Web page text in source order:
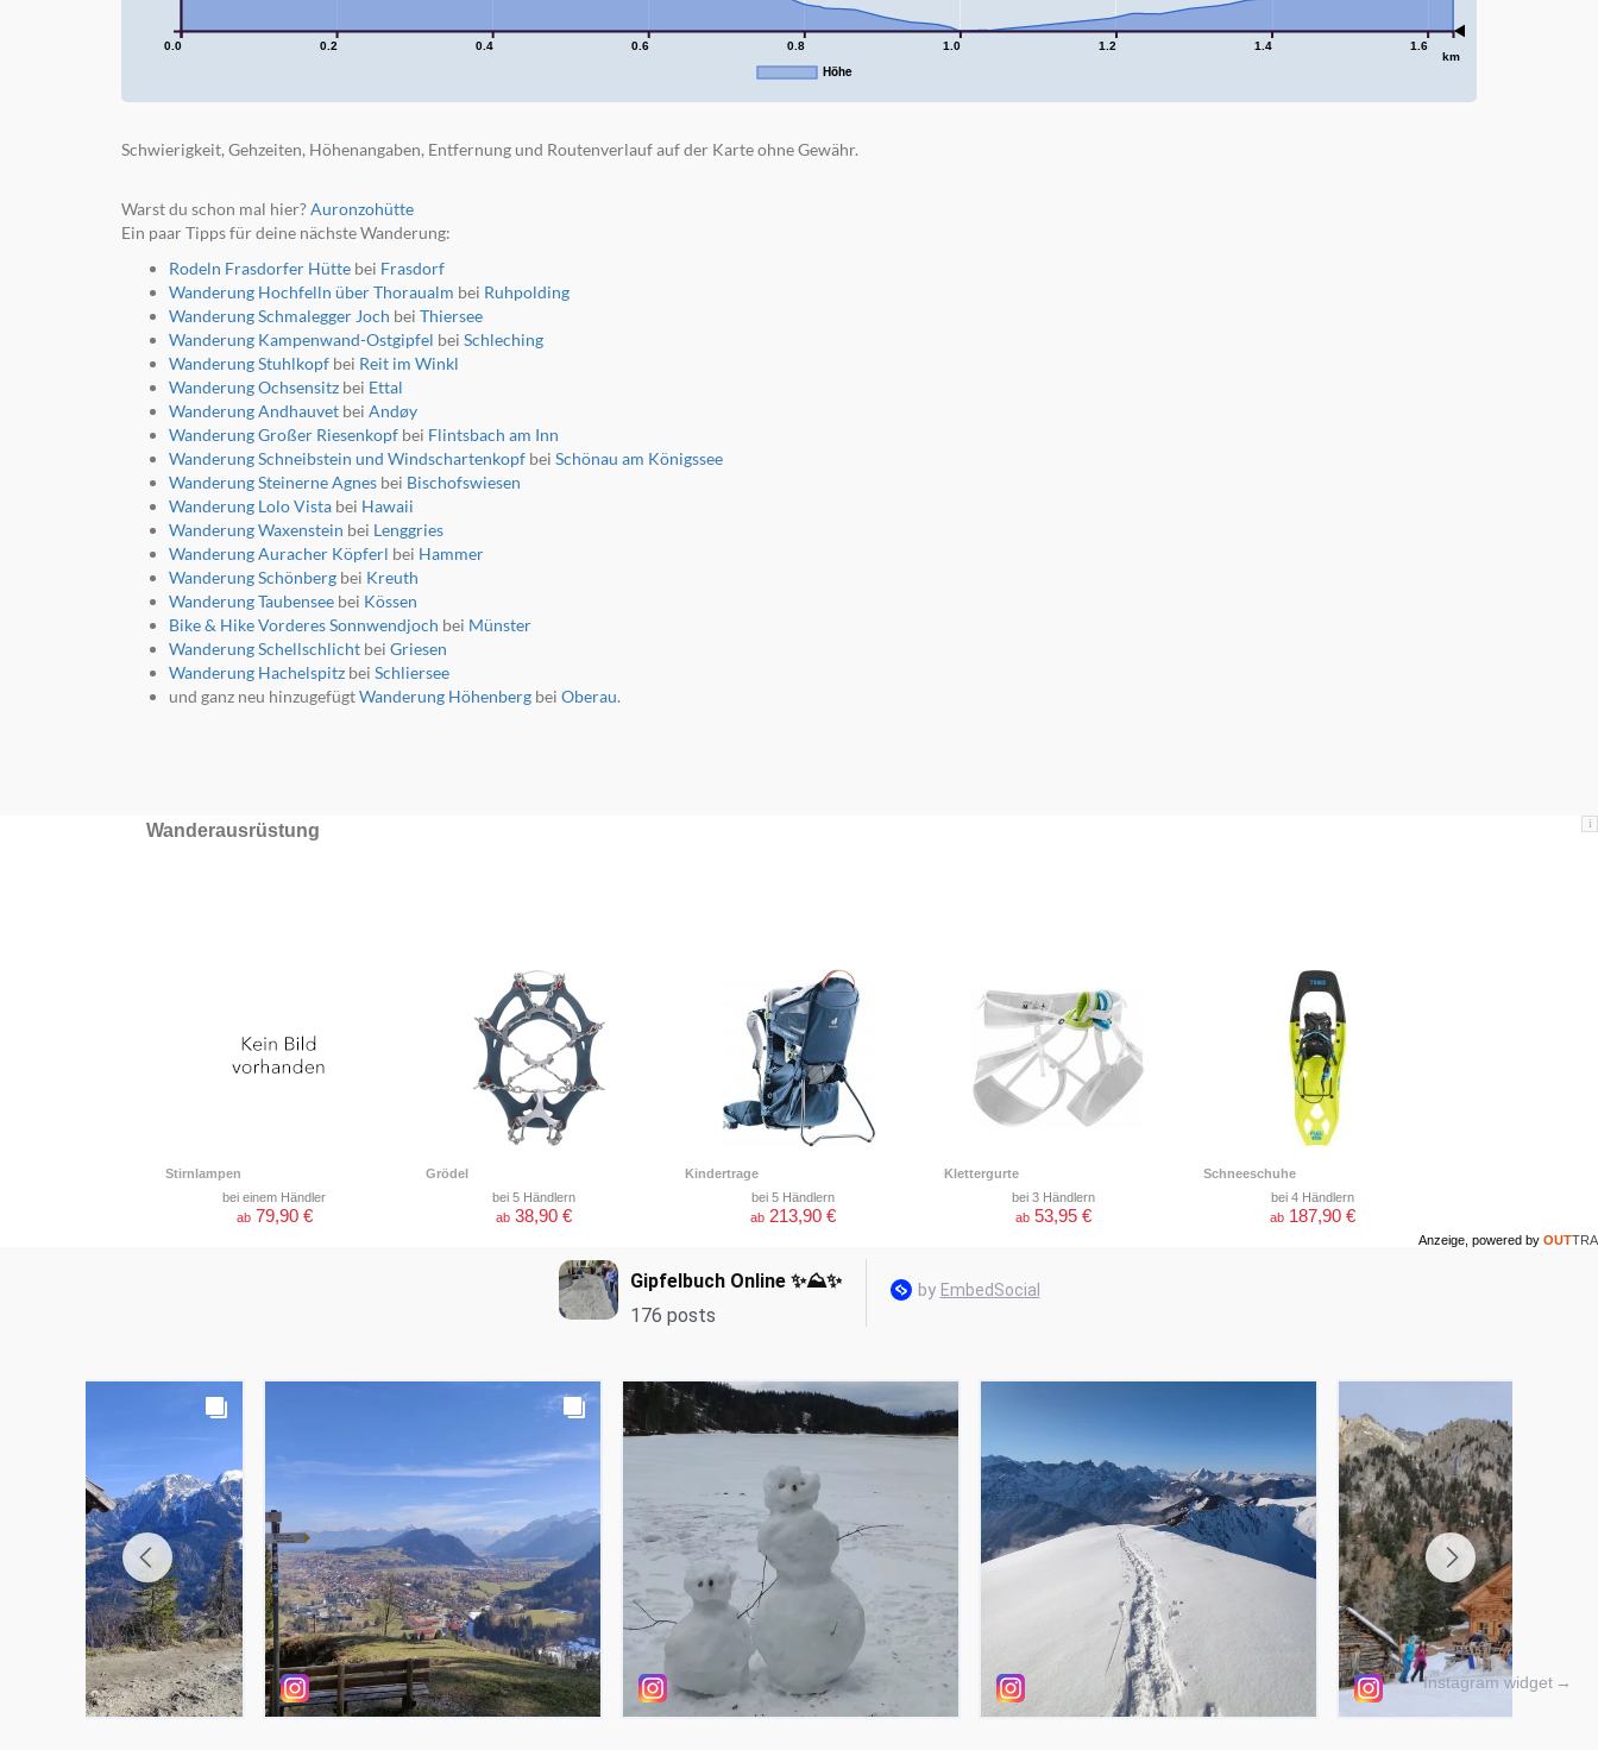
0.0 0.2 0.4 0.6 0.8 1.0 1.2 1.4 1.6
km
Höhe
Schwierigkeit, Gehzeiten, Höhenangaben, Entfernung und Routenverlauf auf der Karte ohne Gewähr.
Warst du schon mal hier?Auronzohütte
Ein paar Tipps für deine nächste Wanderung:
Rodeln Frasdorfer Hütte bei Frasdorf
Wanderung Hochfelln über Thoraualm bei Ruhpolding
Wanderung Schmalegger Joch bei Thiersee
Wanderung Kampenwand-Ostgipfel bei Schleching
Wanderung Stuhlkopf bei Reit im Winkl
Wanderung Ochsensitz bei Ettal
Wanderung Andhauvet bei Andøy
Wanderung Großer Riesenkopf bei Flintsbach am Inn
Wanderung Schneibstein und Windschartenkopf bei Schönau am Königssee
Wanderung Steinerne Agnes bei Bischofswiesen
Wanderung Lolo Vista bei Hawaii
Wanderung Waxenstein bei Lenggries
Wanderung Auracher Köpferl bei Hammer
Wanderung Schönberg bei Kreuth
Wanderung Taubensee bei Kössen
Bike & Hike Vorderes Sonnwendjoch bei Münster
Wanderung Schellschlicht bei Griesen
Wanderung Hachelspitz bei Schliersee
und ganz neu hinzugefügtWanderung Höhenberg bei Oberau.
i
Wanderausrüstung
Stirnlampen
bei einem Händler
ab 79,90 €
Grödel
bei 5 Händlern
ab 38,90 €
Kindertrage
bei 5 Händlern
ab 213,90 €
Klettergurte
bei 3 Händlern
ab 53,95 €
Schneeschuhe
bei 4 Händlern
ab 187,90 €
Anzeige, powered by OUTTRA
Instagram widget →